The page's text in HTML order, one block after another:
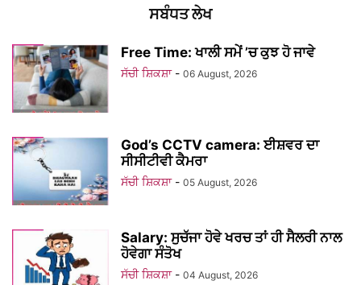
ਸਬੰਧਤ ਲੇਖ
Free Time: ਖਾਲੀ ਸਮੇਂ ’ਚ ਕੁਝ ਹੋ ਜਾਵੇ
ਸੱਚੀ ਸ਼ਿਕਸ਼ਾ - 06 August, 2026
God’s CCTV camera: ਈਸ਼ਵਰ ਦਾ
ਸੀਸੀਟੀਵੀ ਕੈਮਰਾ
ਸੱਚੀ ਸ਼ਿਕਸ਼ਾ - 05 August, 2026
Salary: ਸੁਚੱਜਾ ਹੋਵੇ ਖਰਚ ਤਾਂ ਹੀ ਸੈਲਰੀ ਨਾਲ
ਹੋਵੇਗਾ ਸੰਤੋਖ
ਸੱਚੀ ਸ਼ਿਕਸ਼ਾ - 04 August, 2026